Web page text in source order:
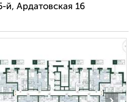
й, Ардатовская 16